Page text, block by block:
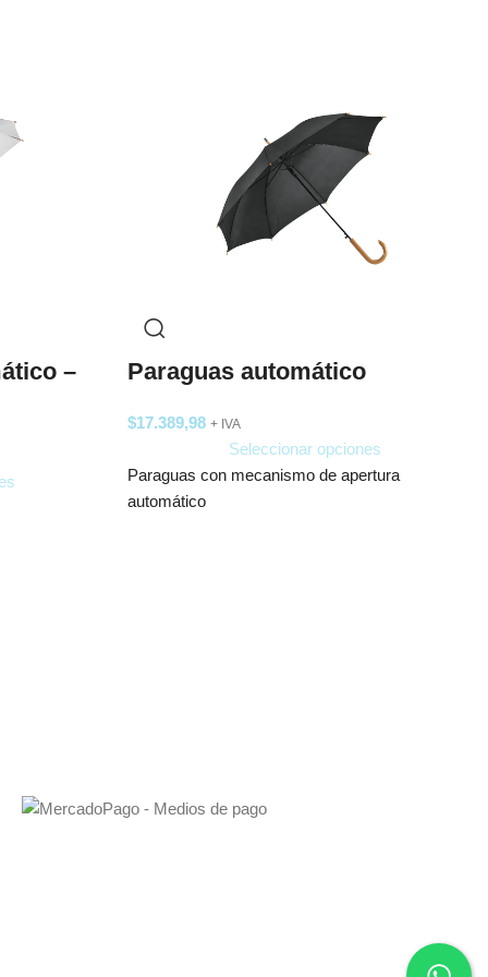
–
Paraguas automático
$17.389,98 + IVA
Seleccionar opciones
Paraguas con mecanismo de apertura
automático